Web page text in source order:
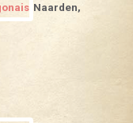
Naarden,